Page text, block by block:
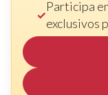
Participa
exclusivos